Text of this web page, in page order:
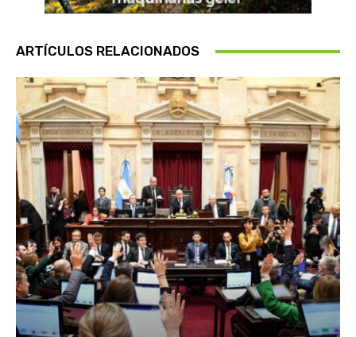
ARTÍCULOS RELACIONADOS